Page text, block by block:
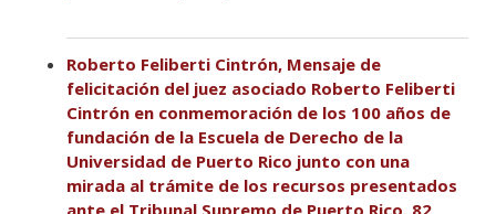
Roberto Feliberti Cintrón, Mensaje de
felicitación del juez asociado Roberto Feliberti
Cintrón en conmemoración de los 100 años de
fundación de la Escuela de Derecho de la
Universidad de Puerto Rico junto con una
mirada al trámite de los recursos presentados
ante el Tribunal Supremo de Puerto Rico, 82